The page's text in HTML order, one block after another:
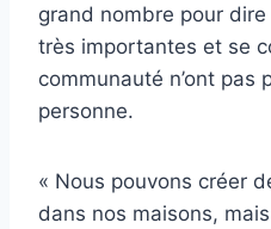
grand nombre pour
très importantes et se
communauté n’ont pas
personne.
« Nous pouvons créer
dans nos maisons,